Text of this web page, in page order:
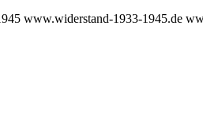
www.widerstand-1933-1945.de